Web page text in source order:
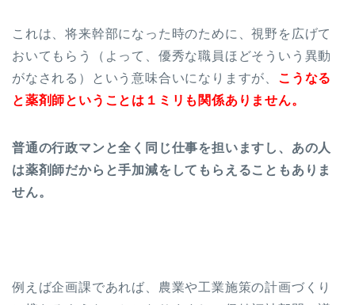
これは、将来幹部になった時のために、視野を広げて
おいてもらう（よって、優秀な職員ほどそういう異動
がなされる）という意味合いになりますが、 こうなる
と薬剤師ということは１ミリも関係ありません。
普通の行政マンと全く同じ仕事を担いますし、あの人
は薬剤師だからと手加減をしてもらえることもありま
せん。
例えば企画課であれば、農業や工業施策の計画づくり